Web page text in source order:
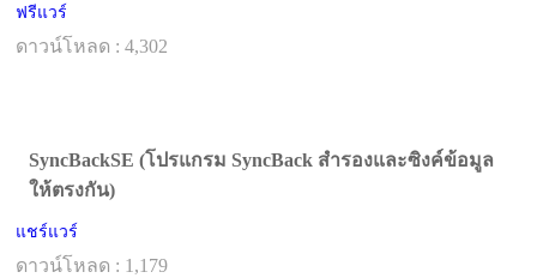
ฟรีแวร์
ดาวน์โหลด : 4,302
SyncBackSE (โปรแกรม SyncBack สำรองและซิงค์ข้อมูล
ให้ตรงกัน)
แชร์แวร์
ดาวน์โหลด : 1,179